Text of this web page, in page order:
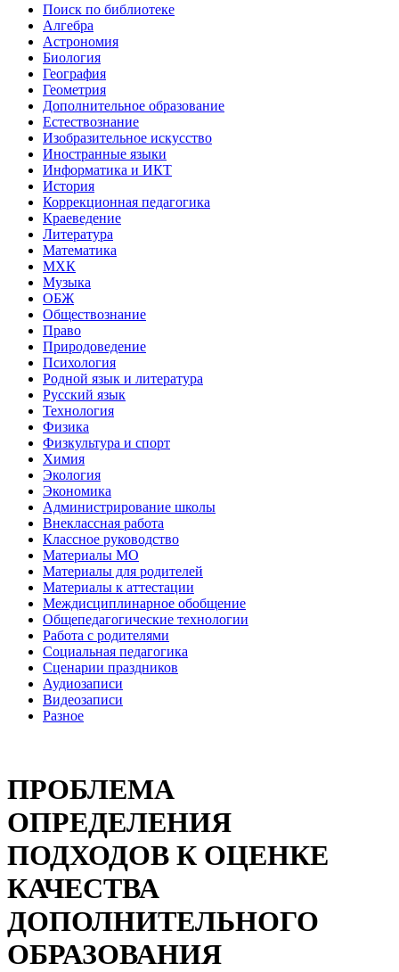
Поиск по библиотеке
Алгебра
Астрономия
Биология
География
Геометрия
Дополнительное образование
Естествознание
Изобразительное искусство
Иностранные языки
Информатика и ИКТ
История
Коррекционная педагогика
Краеведение
Литература
Математика
МХК
Музыка
ОБЖ
Обществознание
Право
Природоведение
Психология
Родной язык и литература
Русский язык
Технология
Физика
Физкультура и спорт
Химия
Экология
Экономика
Администрирование школы
Внеклассная работа
Классное руководство
Материалы МО
Материалы для родителей
Материалы к аттестации
Междисциплинарное обобщение
Общепедагогические технологии
Работа с родителями
Социальная педагогика
Сценарии праздников
Аудиозаписи
Видеозаписи
Разное
ПРОБЛЕМА
ОПРЕДЕЛЕНИЯ
ПОДХОДОВ К ОЦЕНКЕ
КАЧЕСТВА
ДОПОЛНИТЕЛЬНОГО
ОБРАЗОВАНИЯ